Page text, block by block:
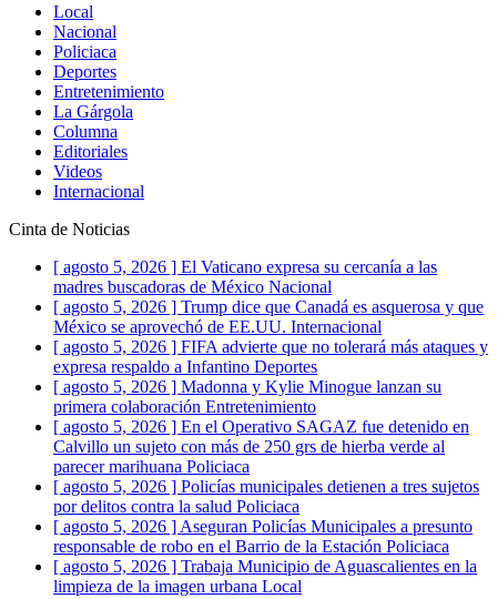
Local
Nacional
Policiaca
Deportes
Entretenimiento
La Gárgola
Columna
Editoriales
Videos
Internacional
Cinta de Noticias
[ agosto 5, 2026 ] El Vaticano expresa su cercanía a las
madres buscadoras de México Nacional
[ agosto 5, 2026 ] Trump dice que Canadá es asquerosa y que
México se aprovechó de EE.UU. Internacional
[ agosto 5, 2026 ] FIFA advierte que no tolerará más ataques y
expresa respaldo a Infantino Deportes
[ agosto 5, 2026 ] Madonna y Kylie Minogue lanzan su
primera colaboración Entretenimiento
[ agosto 5, 2026 ] En el Operativo SAGAZ fue detenido en
Calvillo un sujeto con más de 250 grs de hierba verde al
parecer marihuana Policiaca
[ agosto 5, 2026 ] Policías municipales detienen a tres sujetos
por delitos contra la salud Policiaca
[ agosto 5, 2026 ] Aseguran Policías Municipales a presunto
responsable de robo en el Barrio de la Estación Policiaca
[ agosto 5, 2026 ] Trabaja Municipio de Aguascalientes en la
limpieza de la imagen urbana Local